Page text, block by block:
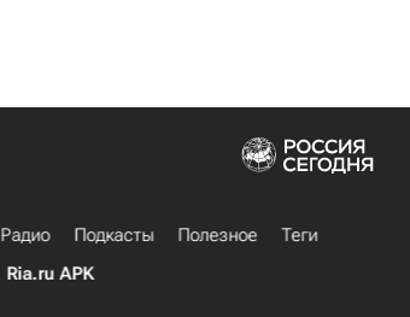
Радио Подкасты Полезное
Теги
Ria.ru APK